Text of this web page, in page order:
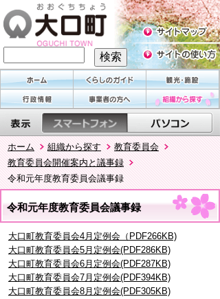
ホーム 組織から探す
教育委員会
教育委員会開催案内と議事録
令和元年度教育委員会議事録
令和元年度教育委員会議事録
大口町教育委員会4月定例会（PDF266KB)
大口町教育委員会5月定例会(PDF286KB)
大口町教育委員会6月定例会(PDF287KB)
大口町教育委員会7月定例会(PDF394KB)
大口町教育委員会8月定例会(PDF305KB)